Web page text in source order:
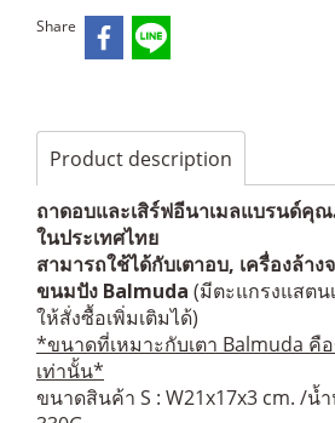
Share
Product description
ถาดอบและเสิร์ฟอีนาเมลแบรนด์คุ
ในประเทศไทย
สามารถใช้ได้กับเตาอบ, เครื่องล้าง
ขนมปัง Balmuda (มีตะแกรงแสตน
ให้สั่งซื้อเพิ่มเติมได้)
*ขนาดที่เหมาะกับเตา Balmuda คื
เท่านั้น*
ขนาดสินค้า S : W21x17x3 cm. /น้